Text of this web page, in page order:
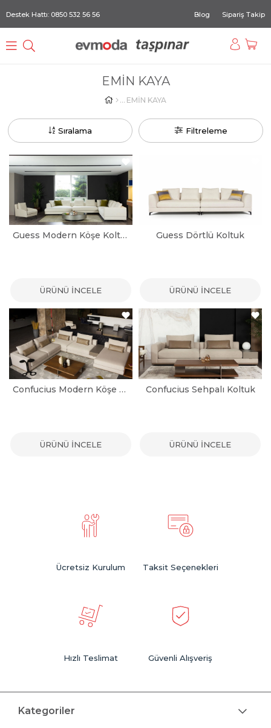
Destek Hattı: 0850 532 56 56 Blog Sipariş Takip
EMİN KAYA
EMİN KAYA
Filtreleme
Sıralama
Guess Modern Köşe Koltuk Takımı
ÜRÜNÜ İNCELE
Guess Dörtlü Koltuk
ÜRÜNÜ İNCELE
Confucius Modern Köşe Koltuk Takımı
ÜRÜNÜ İNCELE
Confucius Sehpalı Koltuk
ÜRÜNÜ İNCELE
Ücretsiz Kurulum Taksit Seçenekleri
Hızlı Teslimat Güvenli Alışveriş
Kategoriler